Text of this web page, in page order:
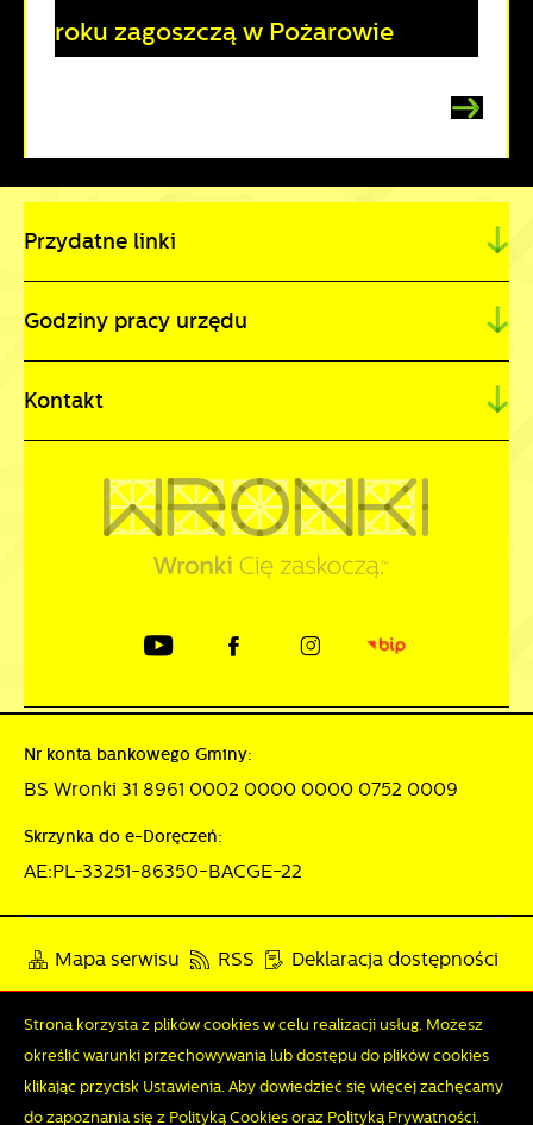
roku zagoszczą w Pożarowie
Przydatne linki
Godziny pracy urzędu
Kontakt
Nr konta bankowego Gminy:
BS Wronki 31 8961 0002 0000 0000 0752 0009
Skrzynka do e-Doręczeń:
AE:PL-33251-86350-BACGE-22
Mapa serwisu RSS Deklaracja dostępności
Odwiedzin: 3784676 Online: 252
Strona korzysta z plików cookies w celu realizacji usług. Możesz
określić warunki przechowywania lub dostępu do plików cookies
klikając przycisk Ustawienia. Aby dowiedzieć się więcej zachęcamy
do zapoznania się z Polityką Cookies oraz Polityką Prywatności.
Zapisz wybrane